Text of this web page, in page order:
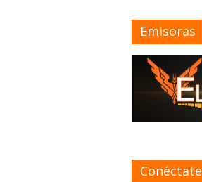
Emisoras
Conéctate